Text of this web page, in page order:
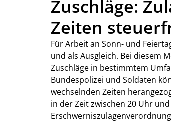
Zuschläge:
Zeiten
Für Arbeit an Sonn- und
und als Ausgleich. Bei diesem
Zuschläge in bestimmtem
Bundespolizei und Soldaten
wechselnden Zeiten
in der Zeit zwischen 20 Uhr